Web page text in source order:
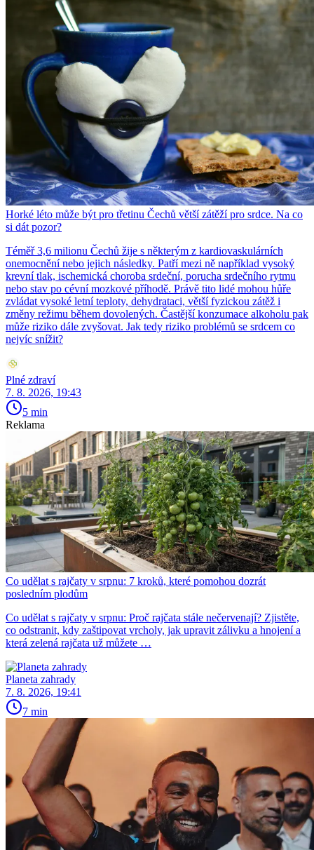
Horké léto může být pro třetinu Čechů větší zátěží pro srdce. Na co
si dát pozor?
Téměř 3,6 milionu Čechů žije s některým z kardiovaskulárních
onemocnění nebo jejich následky. Patří mezi ně například vysoký
krevní tlak, ischemická choroba srdeční, porucha srdečního rytmu
nebo stav po cévní mozkové příhodě. Právě tito lidé mohou hůře
zvládat vysoké letní teploty, dehydrataci, větší fyzickou zátěž i
změny režimu během dovolených. Častější konzumace alkoholu pak
může riziko dále zvyšovat. Jak tedy riziko problémů se srdcem co
nejvíc snížit?
Plné zdraví
7. 8. 2026, 19:43
5 min
Reklama
Co udělat s rajčaty v srpnu: 7 kroků, které pomohou dozrát
posledním plodům
Co udělat s rajčaty v srpnu: Proč rajčata stále nečervenají? Zjistěte,
co odstranit, kdy zaštipovat vrcholy, jak upravit zálivku a hnojení a
která zelená rajčata už můžete …
Planeta zahrady
7. 8. 2026, 19:41
7 min